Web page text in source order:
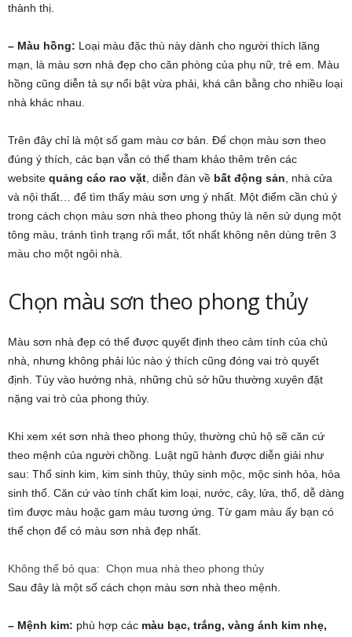
thành thị.
– Màu hồng: Loại màu đặc thù này dành cho người thích lãng
mạn, là màu sơn nhà đẹp cho căn phòng của phụ nữ, trẻ em. Màu
hồng cũng diễn tả sự nổi bật vừa phải, khá cân bằng cho nhiều loại
nhà khác nhau.
Trên đây chỉ là một số gam màu cơ bản. Để chọn màu sơn theo
đúng ý thích, các bạn vẫn có thể tham khảo thêm trên các
website quảng cáo rao vặt , diễn đàn về bất động sản , nhà cửa
và nội thất… để tìm thấy màu sơn ưng ý nhất. Một điểm cần chú ý
trong cách chọn màu sơn nhà theo phong thủy là nên sử dụng một
tông màu, tránh tình trạng rối mắt, tốt nhất không nên dùng trên 3
màu cho một ngôi nhà.
Chọn màu sơn theo phong thủy
Màu sơn nhà đẹp có thể được quyết định theo cảm tính của chủ
nhà, nhưng không phải lúc nào ý thích cũng đóng vai trò quyết
định. Tùy vào hướng nhà, những chủ sở hữu thường xuyên đặt
nặng vai trò của phong thủy.
Khi xem xét sơn nhà theo phong thủy, thường chủ hộ sẽ căn cứ
theo mệnh của người chồng. Luật ngũ hành được diễn giải như
sau: Thổ sinh kim, kim sinh thủy, thủy sinh mộc, mộc sinh hỏa, hỏa
sinh thổ. Căn cứ vào tính chất kim loại, nước, cây, lửa, thổ, dễ dàng
tìm được màu hoặc gam màu tương ứng. Từ gam màu ấy bạn có
thể chọn để có màu sơn nhà đẹp nhất.
Không thể bỏ qua: Chọn mua nhà theo phong thủy
Sau đây là một số cách chọn màu sơn nhà theo mệnh.
– Mệnh kim: phù hợp các màu bạc, trắng, vàng ánh kim nhẹ,